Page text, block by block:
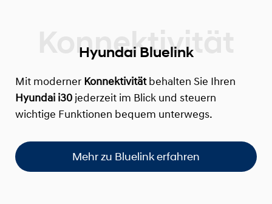
Hyundai Bluelink
Mit moderner Konnektivitätbehalten Sie Ihren
Hyundai i30 jederzeit im Blick und steuern
wichtige Funktionen bequem unterwegs.
Mehr zu Bluelink erfahren